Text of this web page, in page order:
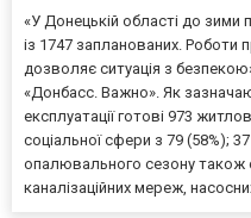
«У Донецькій області до зими
із 1747 запланованих.
дозволяє ситуація з
«Донбасс. Важно». Як
експлуатації готові 973
соціальної сфери з 79 (58%);
опалювального сезону також
каналізаційних мереж,